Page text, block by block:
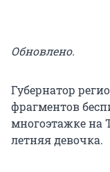
Обновлено.
Губернатор
фрагментов
многоэтажке на
летняя девочка.